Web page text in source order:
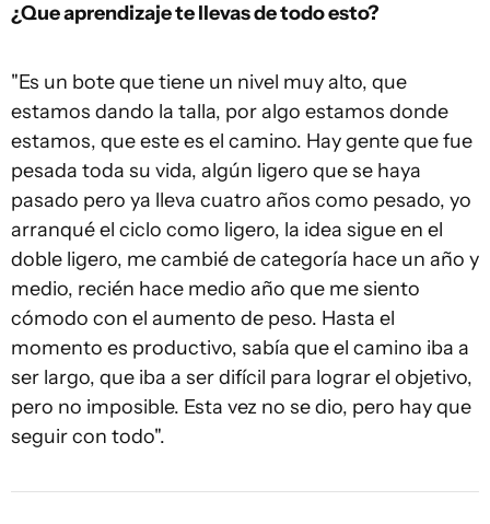
¿Que aprendizaje te llevas de todo esto?
"Es un bote que tiene un nivel muy alto, que
estamos dando la talla, por algo estamos donde
estamos, que este es el camino. Hay gente que fue
pesada toda su vida, algún ligero que se haya
pasado pero ya lleva cuatro años como pesado, yo
arranqué el ciclo como ligero, la idea sigue en el
doble ligero, me cambié de categoría hace un año y
medio, recién hace medio año que me siento
cómodo con el aumento de peso. Hasta el
momento es productivo, sabía que el camino iba a
ser largo, que iba a ser difícil para lograr el objetivo,
pero no imposible. Esta vez no se dio, pero hay que
seguir con todo".